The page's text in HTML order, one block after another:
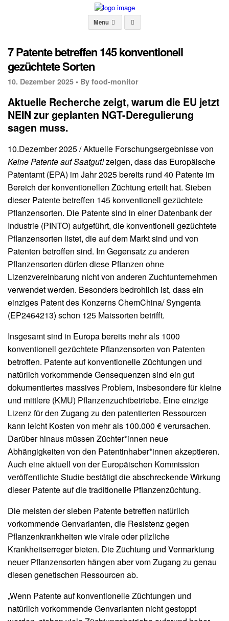
Menu
7 Patente betreffen 145 konventionell
gezüchtete Sorten
10. Dezember 2025 • By food-monitor
Aktuelle Recherche zeigt, warum die EU jetzt
NEIN zur geplanten NGT-Deregulierung
sagen muss.
10.Dezember 2025 / Aktuelle Forschungsergebnisse von
Keine Patente auf Saatgut!zeigen, dass das Europäische
Patentamt (EPA) im Jahr 2025 bereits rund 40 Patente im
Bereich der konventionellen Züchtung erteilt hat. Sieben
dieser Patente betreffen 145 konventionell gezüchtete
Pflanzensorten. Die Patente sind in einer Datenbank der
Industrie (PINTO) aufgeführt, die konventionell gezüchtete
Pflanzensorten listet, die auf dem Markt sind und von
Patenten betroffen sind. Im Gegensatz zu anderen
Pflanzensorten dürfen diese Pflanzen ohne
Lizenzvereinbarung nicht von anderen Zuchtunternehmen
verwendet werden. Besonders bedrohlich ist, dass ein
einziges Patent des Konzerns ChemChina/ Syngenta
(EP2464213) schon 125 Maissorten betrifft.
Insgesamt sind in Europa bereits mehr als 1000
konventionell gezüchtete Pflanzensorten von Patenten
betroffen. Patente auf konventionelle Züchtungen und
natürlich vorkommende Gensequenzen sind ein gut
dokumentiertes massives Problem, insbesondere für kleine
und mittlere (KMU) Pflanzenzuchtbetriebe. Eine einzige
Lizenz für den Zugang zu den patentierten Ressourcen
kann leicht Kosten von mehr als 100.000 € verursachen.
Darüber hinaus müssen Züchter*innen neue
Abhängigkeiten von den Patentinhaber*innen akzeptieren.
Auch eine aktuell von der Europäischen Kommission
veröffentlichte Studie bestätigt die abschreckende Wirkung
dieser Patente auf die traditionelle Pflanzenzüchtung.
Die meisten der sieben Patente betreffen natürlich
vorkommende Genvarianten, die Resistenz gegen
Pflanzenkrankheiten wie virale oder pilzliche
Krankheitserreger bieten. Die Züchtung und Vermarktung
neuer Pflanzensorten hängen aber vom Zugang zu genau
diesen genetischen Ressourcen ab.
„Wenn Patente auf konventionelle Züchtungen und
natürlich vorkommende Genvarianten nicht gestoppt